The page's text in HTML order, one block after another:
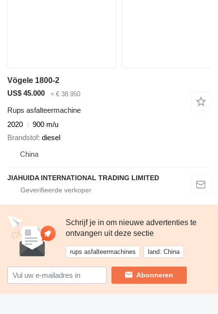
Vögele 1800-2
US$ 45.000
≈ € 38.950
Rups asfalteermachine
2020
900 m/u
Brandstof diesel
China
JIAHUIDA INTERNATIONAL TRADING LIMITED
Schrijf je in om nieuwe advertenties te
ontvangen uit deze sectie
rups asfalteermachines land: China
Abonneren